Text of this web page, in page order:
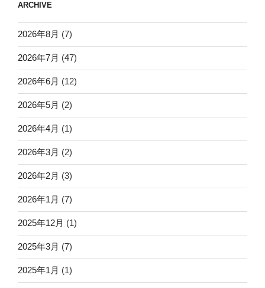
ARCHIVE
2026年8月 (7)
2026年7月 (47)
2026年6月 (12)
2026年5月 (2)
2026年4月 (1)
2026年3月 (2)
2026年2月 (3)
2026年1月 (7)
2025年12月 (1)
2025年3月 (7)
2025年1月 (1)